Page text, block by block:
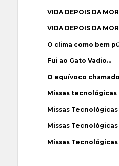
VIDA DEPOIS DA
VIDA DEPOIS DA
O clima como bem
Fui ao Gato Vadio…
O equívoco
Missas tecnológicas
Missas Tecnológicas
Missas Tecnológicas
Missas Tecnológicas